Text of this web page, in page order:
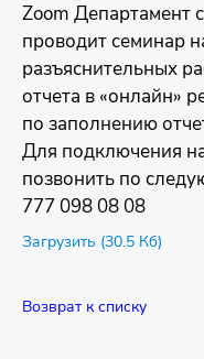
Zoom Департамент
проводит семинар
разъяснительных
отчета в «онлайн»
по заполнению
Для подключения
позвонить по
777 098 08 08
Загрузить (30.5 Кб)
Возврат к списку